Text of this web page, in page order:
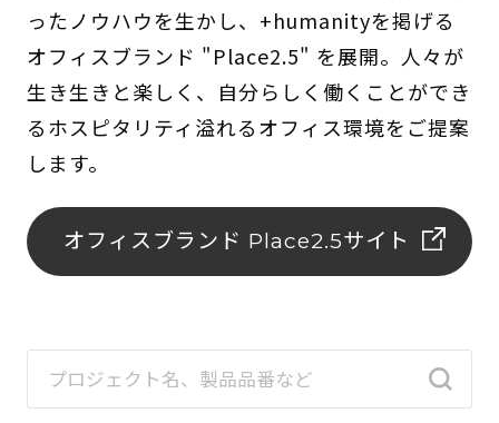
ったノウハウを生かし、+humanityを掲げる
オフィスブランド "Place2.5" を展開。人々が
生き生きと楽しく、自分らしく働くことができ
るホスピタリティ溢れるオフィス環境をご提案
します。
オフィスブランド Place2.5サイト